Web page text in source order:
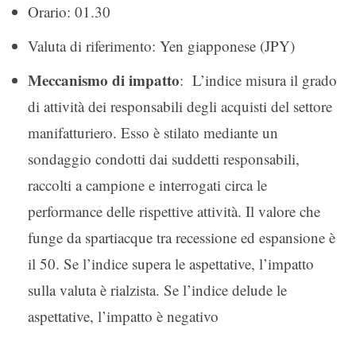
Orario: 01.30
Valuta di riferimento: Yen giapponese (JPY)
Meccanismo di impatto: L’indice misura il grado
di attività dei responsabili degli acquisti del settore
manifatturiero. Esso è stilato mediante un
sondaggio condotti dai suddetti responsabili,
raccolti a campione e interrogati circa le
performance delle rispettive attività. Il valore che
funge da spartiacque tra recessione ed espansione è
il 50. Se l’indice supera le aspettative, l’impatto
sulla valuta è rialzista. Se l’indice delude le
aspettative, l’impatto è negativo